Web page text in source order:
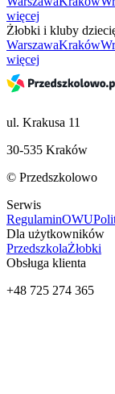
więcej
Żłobki i kluby
WarszawaKraków
więcej
ul. Krakusa 11
30-535 Kraków
© Przedszkolowo
Serwis
RegulaminOWU
Dla użytkowników
PrzedszkolaŻłobki
Obsługa klienta
+48 725 274 365